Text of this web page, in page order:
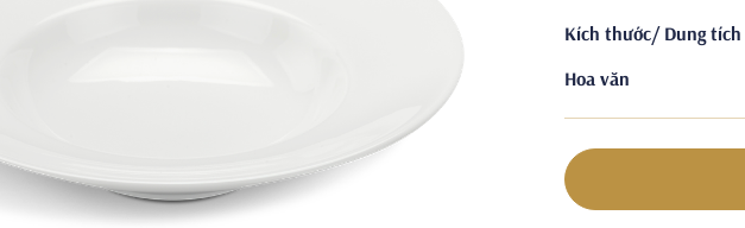
Kích thước/ Dung tích
Hoa văn